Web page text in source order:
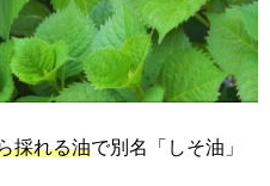
採れる油で別名「しそ油」